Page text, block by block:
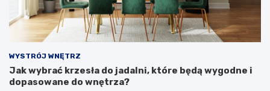
WYSTRÓJ WNĘTRZ
Jak wybrać krzesła do jadalni, które będą wygodne i
dopasowane do wnętrza?